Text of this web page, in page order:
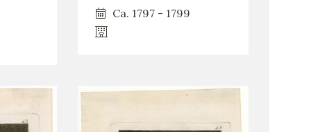
Ca. 1797 - 1799